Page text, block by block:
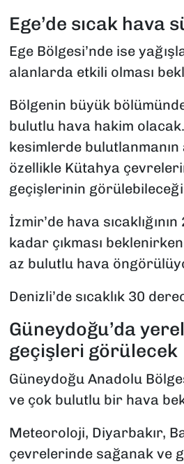
Ege’de sıcak hava
Ege Bölgesi’nde ise
alanlarda etkili olması
Bölgenin büyük
bulutlu hava hakim
kesimlerde bulutlanmanın
özellikle Kütahya
geçişlerinin görülebileceği
İzmir’de hava
kadar çıkması
az bulutlu hava
Denizli’de sıcaklık 30
Güneydoğu’da
geçişleri görülecek
Güneydoğu Anadolu
ve çok bulutlu bir hava
Meteoroloji, Diyarbakır,
çevrelerinde sağanak ve